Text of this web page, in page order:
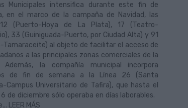
Municipales intensifica durante este fin de
en el marco de la campaña de Navidad, las
12 (Puerto-Hoya de La Plata), 17 (Teatro-
33 (Guiniguada-Puerto, por Ciudad Alta) y 91
Tamaraceite) al objeto de facilitar el acceso de
a las principales zonas comerciales de la
Además, la compañía municipal incorpora
de fin de semana a la Línea 26 (Santa
Campus Universitario de Tafira), que hasta el
6 de diciembre sólo operaba en días laborables.
LEER MÁS